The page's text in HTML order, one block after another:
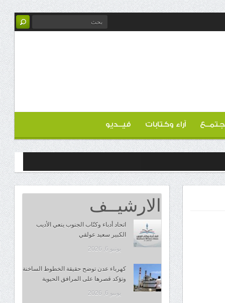
آراء وكتابات فيــديو
الارشيــف
اتحاد أدباء وكتّاب الجنوب ينعي الأديب
الكبير سعيد عولقي
يونيو 6, 2026
كهرباء عدن توضح حقيقة الخطوط الساخنة
وتؤكد قصرها على المرافق الحيوية
يونيو 6, 2026